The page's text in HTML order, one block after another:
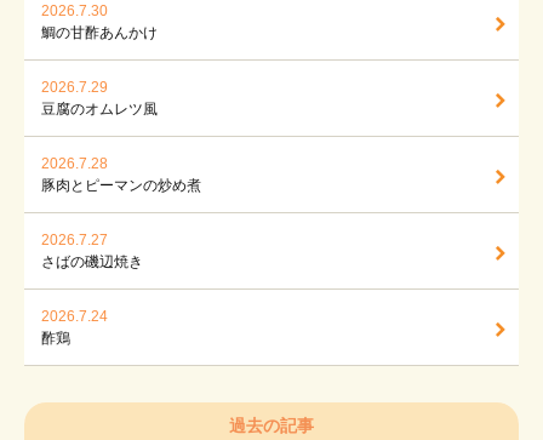
2026.7.30
鯛の甘酢あんかけ
2026.7.29
豆腐のオムレツ風
2026.7.28
豚肉とピーマンの炒め煮
2026.7.27
さばの磯辺焼き
2026.7.24
酢鶏
過去の記事